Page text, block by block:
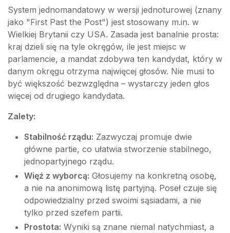
System jednomandatowy w wersji jednoturowej (znany
jako "First Past the Post") jest stosowany m.in. w
Wielkiej Brytanii czy USA. Zasada jest banalnie prosta:
kraj dzieli się na tyle okręgów, ile jest miejsc w
parlamencie, a mandat zdobywa ten kandydat, który w
danym okręgu otrzyma najwięcej głosów. Nie musi to
być większość bezwzględna – wystarczy jeden głos
więcej od drugiego kandydata.
Zalety:
Stabilność rządu: Zazwyczaj promuje dwie
główne partie, co ułatwia stworzenie stabilnego,
jednopartyjnego rządu.
Więź z wyborcą: Głosujemy na konkretną osobę,
a nie na anonimową listę partyjną. Poseł czuje się
odpowiedzialny przed swoimi sąsiadami, a nie
tylko przed szefem partii.
Prostota: Wyniki są znane niemal natychmiast, a